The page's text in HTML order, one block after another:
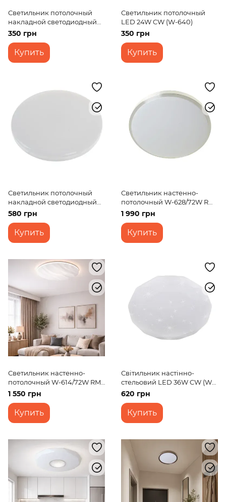
Светильник потолочный
накладной светодиодный
LED-471 36W NW
350 грн
Купить
Светильник потолочный
LED 24W CW (W-640)
350 грн
Купить
Светильник потолочный
накладной светодиодный
LED-471/50W CW
580 грн
Купить
Светильник настенно-
потолочный W-628/72W RM
WW+NW+CW
1 990 грн
Купить
Светильник настенно-
потолочный W-614/72W RM
WW+CW+NW
1 550 грн
Купить
Світильник настінно-
стельовий LED 36W CW (W-
639)
620 грн
Купить